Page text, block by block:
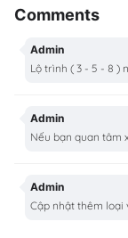
Comments
Admin
Lộ trình ( 3 - 5 - 8 )
Admin
Nếu bạn quan tâm
Admin
Cập nhật thêm loại